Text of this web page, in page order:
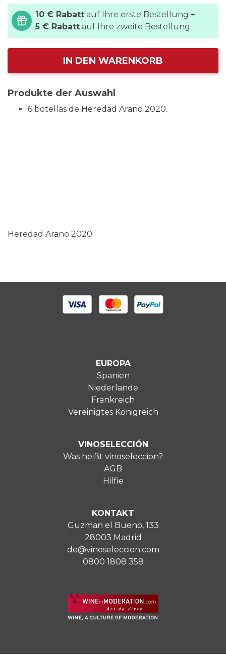
10 € Rabatt auf Ihre erste Bestellung +
5 € Rabatt auf Ihre zweite Bestellung
IN DEN WARENKORB
Produkte der Auswahl
6 botellas de Heredad Arano 2020.
Heredad Arano 2020
EUROPA
Spanien
Niederlande
Frankreich
Vereinigtes Königreich
VINOSELECCIÓN
Was heißt vinoseleccion?
AGB
Hilfie
KONTAKT
Guzman el Bueno, 133
28003 Madrid
de@vinoseleccion.com
0800 1808 358